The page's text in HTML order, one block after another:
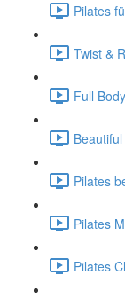
Pilates
Twist &
Full
Pilates
Pilates
Pilates